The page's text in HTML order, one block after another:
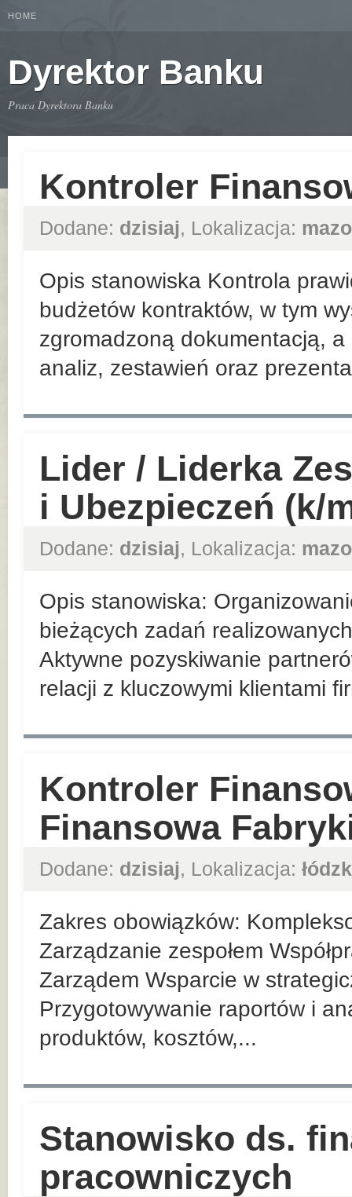
HOME
Dyrektor Banku
Praca Dyrektora Banku
Kontroler
Dodane: dzisiaj, Lokalizacja:
Opis stanowiska Kontrola
budżetów kontraktów, w tym
zgromadzoną dokumentacją,
analiz, zestawień oraz
Lider / Liderka
i Ubezpieczeń (k/
Dodane: dzisiaj, Lokalizacja:
Opis stanowiska:
bieżących zadań
Aktywne pozyskiwanie
relacji z kluczowymi klientami
Kontroler
Finansowa
Dodane: dzisiaj, Lokalizacja:
Zakres obowiązków:
Zarządzanie zespołem
Zarządem Wsparcie w
Przygotowywanie raportów i
produktów, kosztów,...
Stanowisko ds.
pracowniczych